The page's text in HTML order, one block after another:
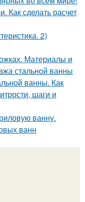
Как сделать расчет
2)
Материалы и
стальной ванны
ванны. Как
шаги и
ванну.
ванн